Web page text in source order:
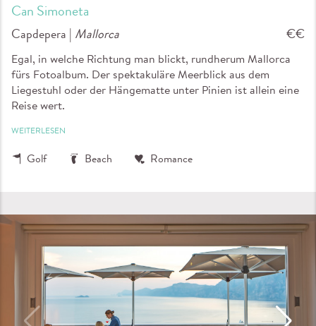
Can Simoneta
Capdepera | Mallorca €€
Egal, in welche Richtung man blickt, rundherum Mallorca
fürs Fotoalbum. Der spektakuläre Meerblick aus dem
Liegestuhl oder der Hängematte unter Pinien ist allein eine
Reise wert.
WEITERLESEN
Golf Beach Romance